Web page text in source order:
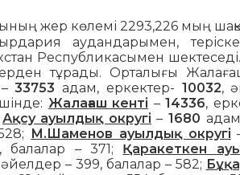
жер көлемі 2293,226 мың
аудандарымен,
Республикасымен
тұрады. Орталығы
–33753 адам, еркектер- 10032,
Жалағаш кенті –14336,
Ақсу ауылдық округі – 1680
М.Шаменов ауылдық округі
балалар – 371; Қаракеткен
– 399, балалар – 582;